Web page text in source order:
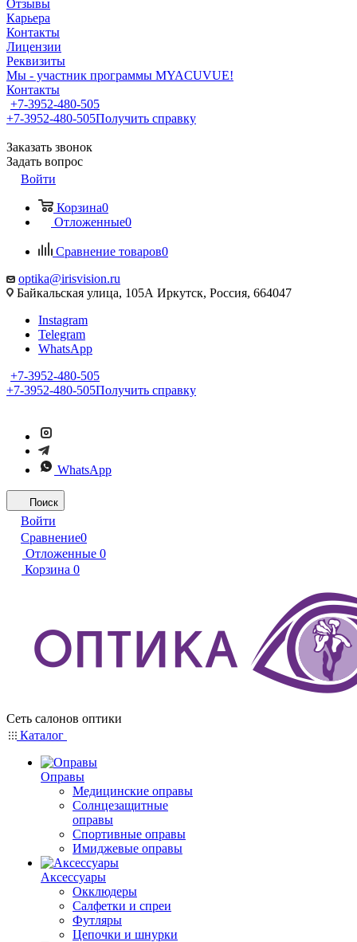
Отзывы
Карьера
Контакты
Лицензии
Реквизиты
Мы - участник программы MYACUVUE!
Контакты
+7-3952-480-505
+7-3952-480-505Получить справку
Заказать звонок
Задать вопрос
Войти
Корзина0
Отложенные0
Сравнение товаров0
optika@irisvision.ru
Байкальская улица, 105А Иркутск, Россия, 664047
Instagram
Telegram
WhatsApp
+7-3952-480-505
+7-3952-480-505Получить справку
WhatsApp
Поиск
Войти
Сравнение0
Отложенные 0
Корзина 0
Сеть салонов оптики
Каталог
Оправы
Медицинские оправы
Солнцезащитные
оправы
Спортивные оправы
Имиджевые оправы
Аксессуары
Окклюдеры
Салфетки и спреи
Футляры
Цепочки и шнурки